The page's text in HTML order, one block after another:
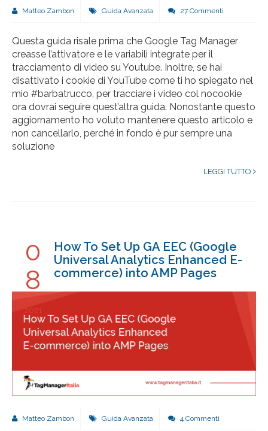
Matteo Zambon Guida Avanzata 27 Commenti
Questa guida risale prima che Google Tag Manager
creasse l’attivatore e le variabili integrate per il
tracciamento di video su Youtube. Inoltre, se hai
disattivato i cookie di YouTube come ti ho spiegato nel
mio #barbatrucco, per tracciare i video col nocookie
ora dovrai seguire quest’altra guida. Nonostante questo
aggiornamento ho voluto mantenere questo articolo e
non cancellarlo, perché in fondo è pur sempre una
soluzione
LEGGI TUTTO
0
8
2021
How To Set Up GA EEC (Google
Universal Analytics Enhanced E-
commerce) into AMP Pages
Matteo Zambon Guida Avanzata 4 Commenti